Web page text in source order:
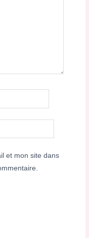
et mon site dans